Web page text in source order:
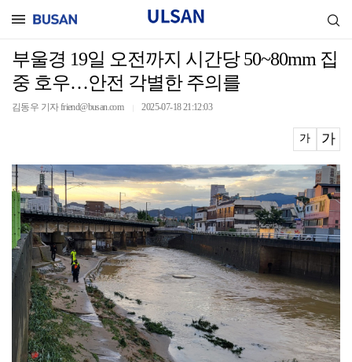
부울경 19일 오전까지 시간당 50~80mm 집
중 호우…안전 각별한 주의를
김동우 기자 friend@busan.com 2025-07-18 21:12:03
가 가